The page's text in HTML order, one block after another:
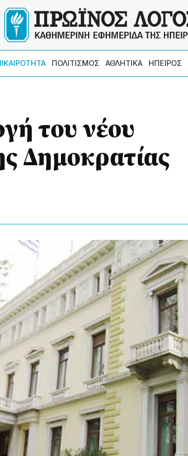
ΠΟΛΙΤΙΣΜΟΣ ΑΘΛΗΤΙΚΑ ΗΠΕΙΡΟΣ
του νέου
Δημοκρατίας